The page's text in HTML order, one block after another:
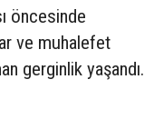
öncesinde
ve muhalefet
gerginlik yaşandı.